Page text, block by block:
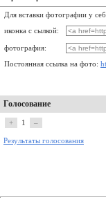
Для вставки фотографии у
иконка с сылкой:
фотография:
Постоянная ссылка на фото:
Голосование
+ 1 –
Результаты голосования